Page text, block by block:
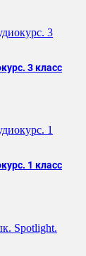
3 класс
1 класс